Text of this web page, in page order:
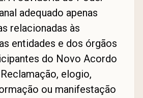
adequado apenas
relacionadas às
entidades e dos órgãos
do Novo Acordo
elogio,
ou manifestação